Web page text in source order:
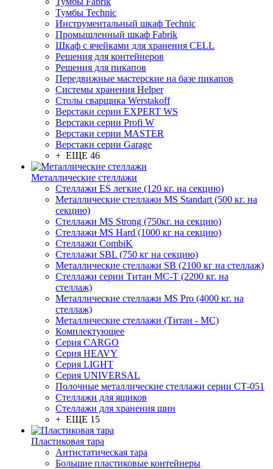
Тумбы Technic
Инструментальный шкаф Technic
Промышленный шкаф Fabrik
Шкаф с ячейками для хранения CELL
Решения для контейнеров
Решения для пикапов
Передвижные мастерские на базе пикапов
Системы хранения Helper
Столы сварщика Werstakoff
Верстаки серии EXPERT WS
Верстаки серии Profi W
Верстаки серии MASTER
Верстаки серии Garage
+ ЕЩЕ 46
Металлические стеллажи
Стеллажи ES легкие (120 кг. на секцию)
Металлические стеллажи MS Standart (500 кг. на
секцию)
Стеллажи MS Strong (750кг. на секцию)
Стеллажи MS Hard (1000 кг на секцию)
Стеллажи CombiK
Стеллажи SBL (750 кг на секцию)
Металлические стеллажи SB (2100 кг на стеллаж)
Стеллажи серии Титан МС-Т (2200 кг. на
стеллаж)
Металлические стеллажи MS Pro (4000 кг. на
стеллаж)
Металлические стеллажи (Титан - МС)
Комплектующее
Серия CARGO
Серия HEAVY
Серия LIGHT
Серия UNIVERSAL
Полочные металлические стеллажи серии СТ-051
Стеллажи для ящиков
Стеллажи для хранения шин
+ ЕЩЕ 15
Пластиковая тара
Антистатическая тара
Большие пластиковые контейнеры